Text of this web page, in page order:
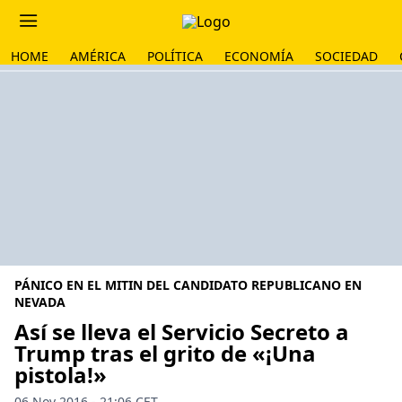
HOME AMÉRICA POLÍTICA ECONOMÍA SOCIEDAD
PÁNICO EN EL MITIN DEL CANDIDATO REPUBLICANO EN
NEVADA
Así se lleva el Servicio Secreto a
Trump tras el grito de «¡Una
pistola!»